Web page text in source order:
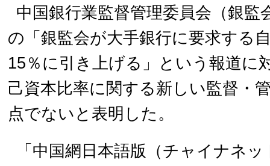
中国銀行業監督管理委員会（銀監
の「銀監会が大手銀行に要求する
15％に引き上げる」という報道に
己資本比率に関する新しい監督・
点でないと表明した。
「中国網日本語版（チャイナネ